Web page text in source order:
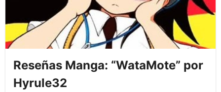
Reseñas Manga: “WataMote” por
Hyrule32